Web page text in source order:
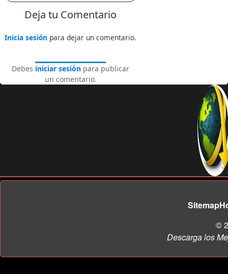
Deja tu Comentario
Inicia sesión para dejar un comentario.
Debes iniciar sesión para publicar
un comentario.
Sitemap
©
Descarga los